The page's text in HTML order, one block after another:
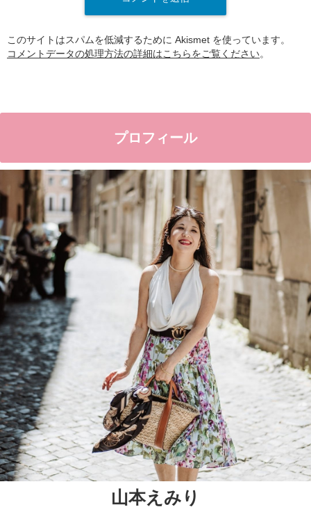
このサイトはスパムを低減するために Akismet を使っています。
コメントデータの処理方法の詳細はこちらをご覧ください。
プロフィール
山本えみり